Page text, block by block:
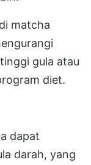
matcha
gula atau
diet.
dapat
darah, yang